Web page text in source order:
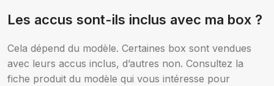
Les accus sont-ils inclus avec ma box ?
Cela dépend du modèle. Certaines box sont vendues
avec leurs accus inclus, d’autres non. Consultez la
fiche produit du modèle qui vous intéresse pour